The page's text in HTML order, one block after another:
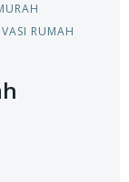
RUMAH